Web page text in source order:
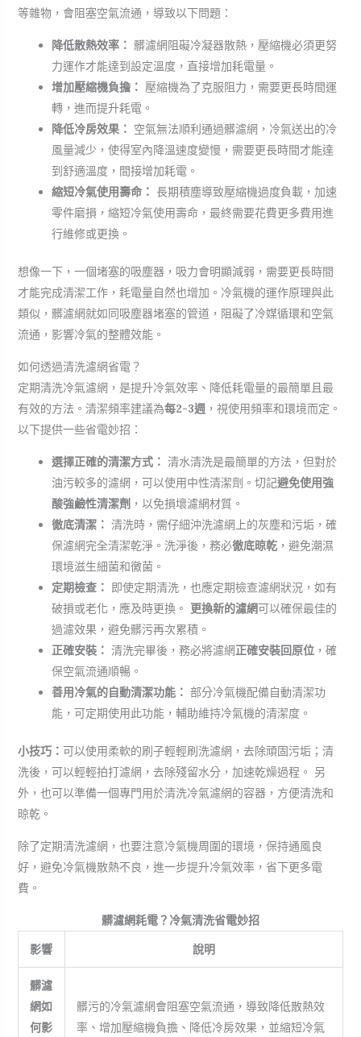
等雜物，會阻塞空氣流通，導致以下問題：
降低散熱效率： 髒濾網阻礙冷凝器散熱，壓縮機必須更努
力運作才能達到設定溫度，直接增加耗電量。
增加壓縮機負擔： 壓縮機為了克服阻力，需要更長時間運
轉，進而提升耗電。
降低冷房效果： 空氣無法順利通過髒濾網，冷氣送出的冷
風量減少，使得室內降溫速度變慢，需要更長時間才能達
到舒適溫度，間接增加耗電。
縮短冷氣使用壽命： 長期積塵導致壓縮機過度負載，加速
零件磨損，縮短冷氣使用壽命，最終需要花費更多費用進
行維修或更換。
想像一下，一個堵塞的吸塵器，吸力會明顯減弱，需要更長時間
才能完成清潔工作，耗電量自然也增加。冷氣機的運作原理與此
類似，髒濾網就如同吸塵器堵塞的管道，阻礙了冷媒循環和空氣
流通，影響冷氣的整體效能。
如何透過清洗濾網省電？
定期清洗冷氣濾網，是提升冷氣效率、降低耗電量的最簡單且最
有效的方法。清潔頻率建議為每2-3週 ，視使用頻率和環境而定。
以下提供一些省電妙招：
選擇正確的清潔方式： 清水清洗是最簡單的方法，但對於
油污較多的濾網，可以使用中性清潔劑。切記避免使用強
酸強鹼性清潔劑 ，以免損壞濾網材質。
徹底清潔： 清洗時，需仔細沖洗濾網上的灰塵和污垢，確
保濾網完全清潔乾淨。洗淨後，務必徹底晾乾，避免潮濕
環境滋生細菌和黴菌。
定期檢查： 即使定期清洗，也應定期檢查濾網狀況，如有
破損或老化，應及時更換。 更換新的濾網可以確保最佳的
過濾效果，避免髒污再次累積。
正確安裝： 清洗完畢後，務必將濾網正確安裝回原位，確
保空氣流通順暢。
善用冷氣的自動清潔功能： 部分冷氣機配備自動清潔功
能，可定期使用此功能，輔助維持冷氣機的清潔度。
小技巧： 可以使用柔軟的刷子輕輕刷洗濾網，去除頑固污垢；清
洗後，可以輕輕拍打濾網，去除殘留水分，加速乾燥過程。 另
外，也可以準備一個專門用於清洗冷氣濾網的容器，方便清洗和
晾乾。
除了定期清洗濾網，也要注意冷氣機周圍的環境，保持通風良
好，避免冷氣機散熱不良，進一步提升冷氣效率，省下更多電
費。
髒濾網耗電？冷氣清洗省電妙招
影響
說明
髒濾
網如
何影
髒污的冷氣濾網會阻塞空氣流通，導致降低散熱效
率、增加壓縮機負擔、降低冷房效果，並縮短冷氣